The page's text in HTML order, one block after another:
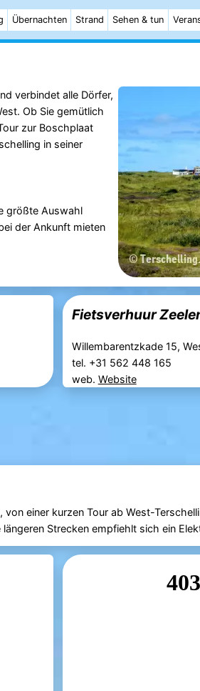
Übernachten Strand Sehen & tun
verbindet alle Dörfer,
Ob Sie gemütlich
zur Boschplaat
in seiner
größte Auswahl
der Ankunft mieten
Fietsverhuur
Willembarentzkade 15,
tel. +31 562 448 165
web. Website
einer kurzen Tour ab West-
Strecken empfiehlt sich ein